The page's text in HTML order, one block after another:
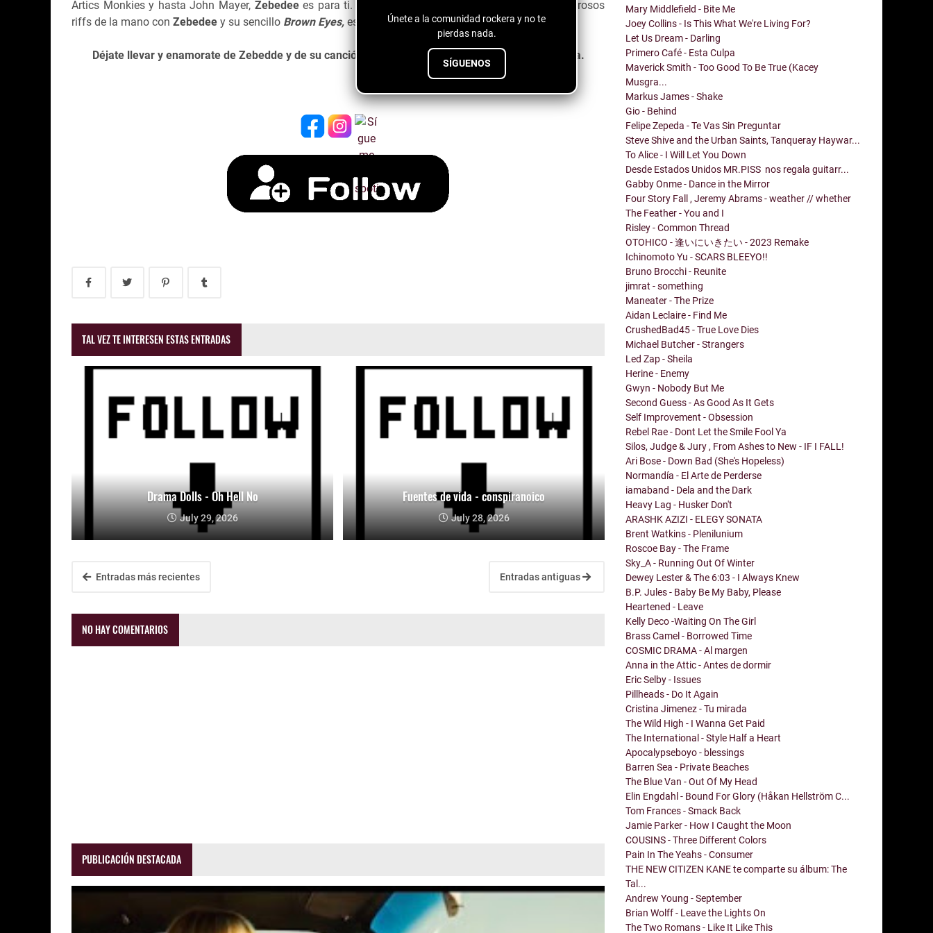
Únete a la comunidad rockera y no te
pierdas nada.
SÍGUENOS
Artics Monkies y hasta John Mayer, Zebedeees para ti. Disfruta esta oleada de amor, fuerza y poderosos
riffs de la mano con Zebedee y su sencillo Brown Eyes, estoy segura que te encantara.
Déjate llevar y enamorate de Zebedde y de su canción Brown Eyes, no podrás dejar de escucharla.
TAL VEZ TE INTERESEN ESTAS ENTRADAS
Drama Dolls - Oh Hell No
July 29, 2026
Fuentes de vida - conspiranoico
July 28, 2026
Entradas más recientes Entradas antiguas
NO HAY COMENTARIOS
PUBLICACIÓN DESTACADA
Mary Middlefield - Bite Me
Joey Collins - Is This What We're Living For?
Let Us Dream - Darling
Primero Café - Esta Culpa
Maverick Smith - Too Good To Be True (Kacey
Musgra...
Markus James - Shake
Gio - Behind
Felipe Zepeda - Te Vas Sin Preguntar
Steve Shive and the Urban Saints, Tanqueray Haywar...
To Alice - I Will Let You Down
Desde Estados Unidos MR.PISS nos regala guitarr...
Gabby Onme - Dance in the Mirror
Four Story Fall , Jeremy Abrams - weather // whether
The Feather - You and I
Risley - Common Thread
OTOHICO - 逢いにいきたい - 2023 Remake
Ichinomoto Yu - SCARS BLEEYO!!
Bruno Brocchi - Reunite
jimrat - something
Maneater - The Prize
Aidan Leclaire - Find Me
CrushedBad45 - True Love Dies
Michael Butcher - Strangers
Led Zap - Sheila
Herine - Enemy
Gwyn - Nobody But Me
Second Guess - As Good As It Gets
Self Improvement - Obsession
Rebel Rae - Dont Let the Smile Fool Ya
Silos, Judge & Jury , From Ashes to New - IF I FALL!
Ari Bose - Down Bad (She's Hopeless)
Normandía - El Arte de Perderse
iamaband - Dela and the Dark
Heavy Lag - Husker Don't
ARASHK AZIZI - ELEGY SONATA
Brent Watkins - Plenilunium
Roscoe Bay - The Frame
Sky_A - Running Out Of Winter
Dewey Lester & The 6:03 - I Always Knew
B.P. Jules - Baby Be My Baby, Please
Heartened - Leave
Kelly Deco -Waiting On The Girl
Brass Camel - Borrowed Time
COSMIC DRAMA - Al margen
Anna in the Attic - Antes de dormir
Eric Selby - Issues
Pillheads - Do It Again
Cristina Jimenez - Tu mirada
The Wild High - I Wanna Get Paid
The International - Style Half a Heart
Apocalypseboyo - blessings
Barren Sea - Private Beaches
The Blue Van - Out Of My Head
Elin Engdahl - Bound For Glory (Håkan Hellström C...
Tom Frances - Smack Back
Jamie Parker - How I Caught the Moon
COUSINS - Three Different Colors
Pain In The Yeahs - Consumer
THE NEW CITIZEN KANE te comparte su álbum: The
Tal...
Andrew Young - September
Brian Wolff - Leave the Lights On
The Two Romans - Like It Like This